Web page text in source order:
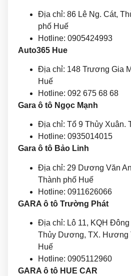
Địa chỉ: 86 Lê Ng. Cát,
phố Huế
Hotline: 0905424993
Auto365 Hue
Địa chỉ: 148 Trương Gia
Huế
Hotline: 092 675 68 68
Gara ô tô Ngọc Mạnh
Địa chỉ: Tổ 9 Thủy Xuân.
Hotline: 0935014015
Gara ô tô Bảo Linh
Địa chỉ: 29 Dương Văn
Thành phố Huế
Hotline: 0911626066
GARA ô tô Trường Phát
Địa chỉ: Lô 11, KQH
Thủy Dương, TX. Hương
Huế
Hotline: 0905112960
GARA ô tô HUE CAR